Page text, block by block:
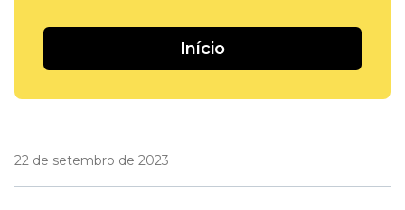
Início
22 de setembro de 2023